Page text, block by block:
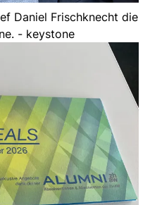
Daniel Frischknecht die
- keystone